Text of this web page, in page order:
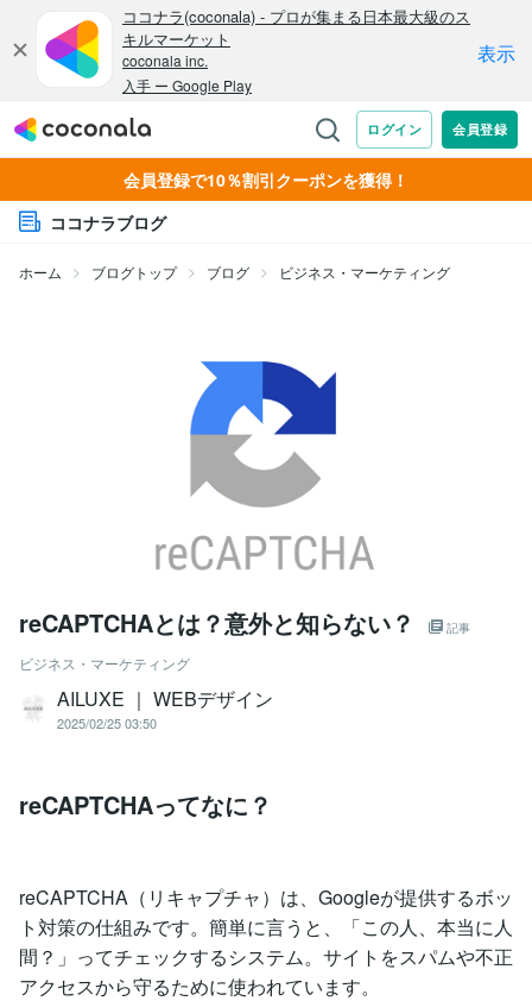
会員登録で10％割引クーポンを獲得！
ココナラブログ
ホーム ブログトップ ブログ ビジネス・マーケティング
reCAPTCHAとは？意外と知らない？ 記事
ビジネス・マーケティング
AILUXE ｜ WEBデザイン
2025/02/25 03:50
reCAPTCHAってなに？
reCAPTCHA（リキャプチャ）は、Googleが提供するボッ
ト対策の仕組みです。簡単に言うと、「この人、本当に人
間？」ってチェックするシステム。サイトをスパムや不正
アクセスから守るために使われています。